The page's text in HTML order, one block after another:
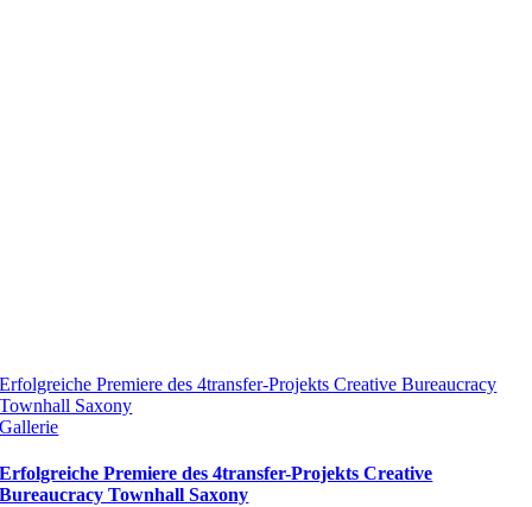
Erfolgreiche Premiere des 4transfer-Projekts Creative Bureaucracy
Townhall Saxony
Gallerie
Erfolgreiche Premiere des 4transfer-Projekts Creative
Bureaucracy Townhall Saxony